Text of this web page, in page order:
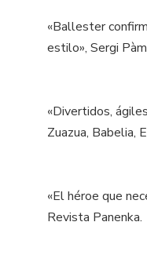
«Ballester
estilo», Sergi
«Divertidos,
Zuazua, Babelia,
«El héroe que
Revista Panenka.